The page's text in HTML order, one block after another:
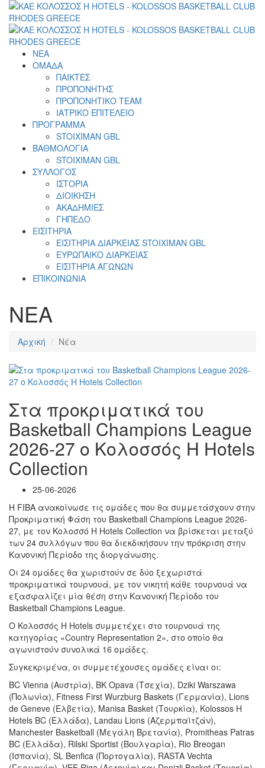
ΝΕΑ
ΟΜΑΔΑ
ΠΑΙΚΤΕΣ
ΠΡΟΠΟΝΗΤΗΣ
ΠΡΟΠΟΝΗΤΙΚΟ TEAM
ΙΑΤΡΙΚΟ ΕΠΙΤΕΛΕΙΟ
ΠΡΟΓΡΑΜΜΑ
STOIXIMAN GBL
ΒΑΘΜΟΛΟΓΙΑ
STOIXIMAN GBL
ΣΥΛΛΟΓΟΣ
ΙΣΤΟΡΙΑ
ΔΙΟΙΚΗΣΗ
ΑΚΑΔΗΜΙΕΣ
ΓΗΠΕΔΟ
ΕΙΣΙΤΗΡΙΑ
ΕΙΣΙΤΗΡΙΑ ΔΙΑΡΚΕΙΑΣ STOIXIMAN GBL
ΕΥΡΩΠΑΙΚΟ ΔΙΑΡΚΕΙΑΣ
ΕΙΣΙΤΗΡΙΑ ΑΓΩΝΩΝ
ΕΠΙΚΟΙΝΩΝΙΑ
ΝΕΑ
Αρχική Νέα
Στα προκριματικά του
Basketball Champions League
2026-27 ο Κολοσσός H Hotels
Collection
25-06-2026
Η FIBA ανακοίνωσε τις ομάδες που θα συμμετάσχουν στην
Προκριματική Φάση του Basketball Champions League 2026-
27, με τον Κολοσσό H Hotels Collection να βρίσκεται μεταξύ
των 24 συλλόγων που θα διεκδικήσουν την πρόκριση στην
Κανονική Περίοδο της διοργάνωσης.
Οι 24 ομάδες θα χωριστούν σε δύο ξεχωριστά
προκριματικά τουρνουά, με τον νικητή κάθε τουρνουά να
εξασφαλίζει μία θέση στην Κανονική Περίοδο του
Basketball Champions League.
Ο Κολοσσός H Hotels συμμετέχει στο τουρνουά της
κατηγορίας «Country Representation 2», στο οποίο θα
αγωνιστούν συνολικά 16 ομάδες.
Συγκεκριμένα, οι συμμετέχουσες ομάδες είναι οι:
BC Vienna (Αυστρία), BK Opava (Τσεχία), Dziki Warszawa
(Πολωνία), Fitness First Wurzburg Baskets (Γερμανία), Lions
de Geneve (Ελβετία), Manisa Basket (Τουρκία), Kolossos H
Hotels BC (Ελλάδα), Landau Lions (Αζερμπαϊτζάν),
Manchester Basketball (Μεγάλη Βρετανία), Promitheas Patras
BC (Ελλάδα), Rilski Sportist (Βουλγαρία), Rio Breogan
(Ισπανία), SL Benfica (Πορτογαλία), RASTA Vechta